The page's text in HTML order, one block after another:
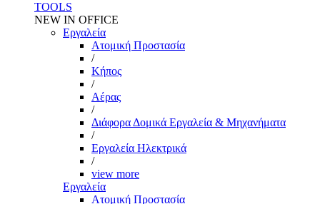
TOOLS
NEW IN OFFICE
Εργαλεία
Aτομική Προστασία
/
Kήπος
/
Αέρας
/
Διάφορα Δομικά Εργαλεία & Μηχανήματα
/
Εργαλεία Ηλεκτρικά
/
view more
Εργαλεία
Aτομική Προστασία